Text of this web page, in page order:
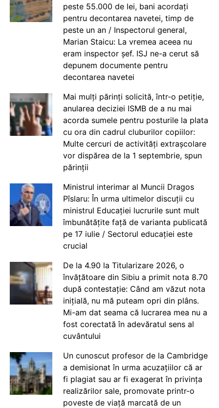
peste 55.000 de lei, bani acordați
pentru decontarea navetei, timp de
peste un an / Inspectorul general,
Marian Staicu: La vremea aceea nu
eram inspector șef. ISJ ne-a cerut să
depunem documente pentru
decontarea navetei
Mai mulți părinți solicită, într-o petiție,
anularea deciziei ISMB de a nu mai
acorda sumele pentru posturile la plata
cu ora din cadrul cluburilor copiilor:
Multe cercuri de activități extrașcolare
vor dispărea de la 1 septembrie, spun
părinții
Ministrul interimar al Muncii Dragos
Pîslaru: În urma ultimelor discuții cu
ministrul Educației lucrurile sunt mult
îmbunătățite față de varianta publicată
pe 17 iulie / Sectorul educației este
crucial
De la 4.90 la Titularizare 2026, o
învățătoare din Sibiu a primit nota 8.70
după contestație: Când am văzut nota
inițială, nu mă puteam opri din plâns.
Mi-am dat seama că lucrarea mea nu a
fost corectată în adevăratul sens al
cuvântului
Un cunoscut profesor de la Cambridge
a demisionat în urma acuzațiilor că ar
fi plagiat sau ar fi exagerat în privința
realizărilor sale, promovate printr-o
poveste de viață marcată de un